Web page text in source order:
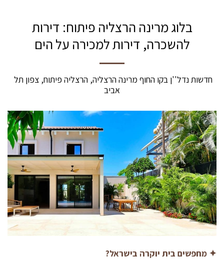
בלוג מרינה הרצליה פיתוח: דירות
להשכרה, דירות למכירה על הים
חדשות נדל''ן בקו החוף מרינה הרצליה, הרצליה פיתוח, צפון תל
אביב
✦ מחפשים בית יוקרה בישראל?